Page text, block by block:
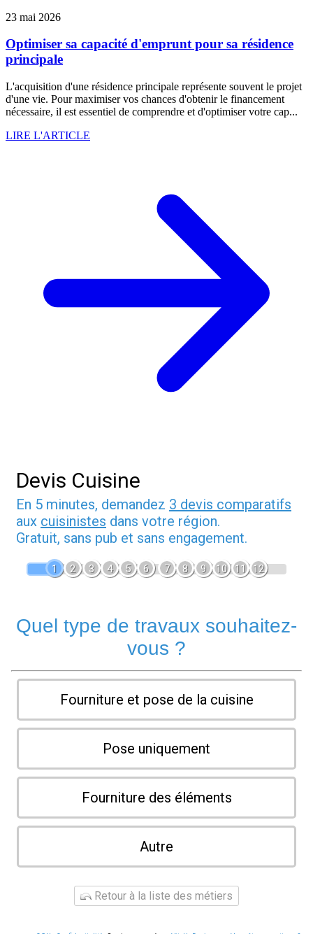
23 mai 2026
Optimiser sa capacité d'emprunt pour sa résidence
principale
L'acquisition d'une résidence principale représente souvent le projet
d'une vie. Pour maximiser vos chances d'obtenir le financement
nécessaire, il est essentiel de comprendre et d'optimiser votre cap...
LIRE L'ARTICLE
Devis Cuisine
En 5 minutes, demandez 3 devis comparatifs
aux cuisinistes dans votre région.
Gratuit, sans pub et sans engagement.
1 2 3 4 5 6 7 8 9 10 11 12
Quel type de travaux souhaitez-
vous ?
Fourniture et pose de la cuisine
Pose uniquement
Fourniture des éléments
Autre
Retour à la liste des métiers